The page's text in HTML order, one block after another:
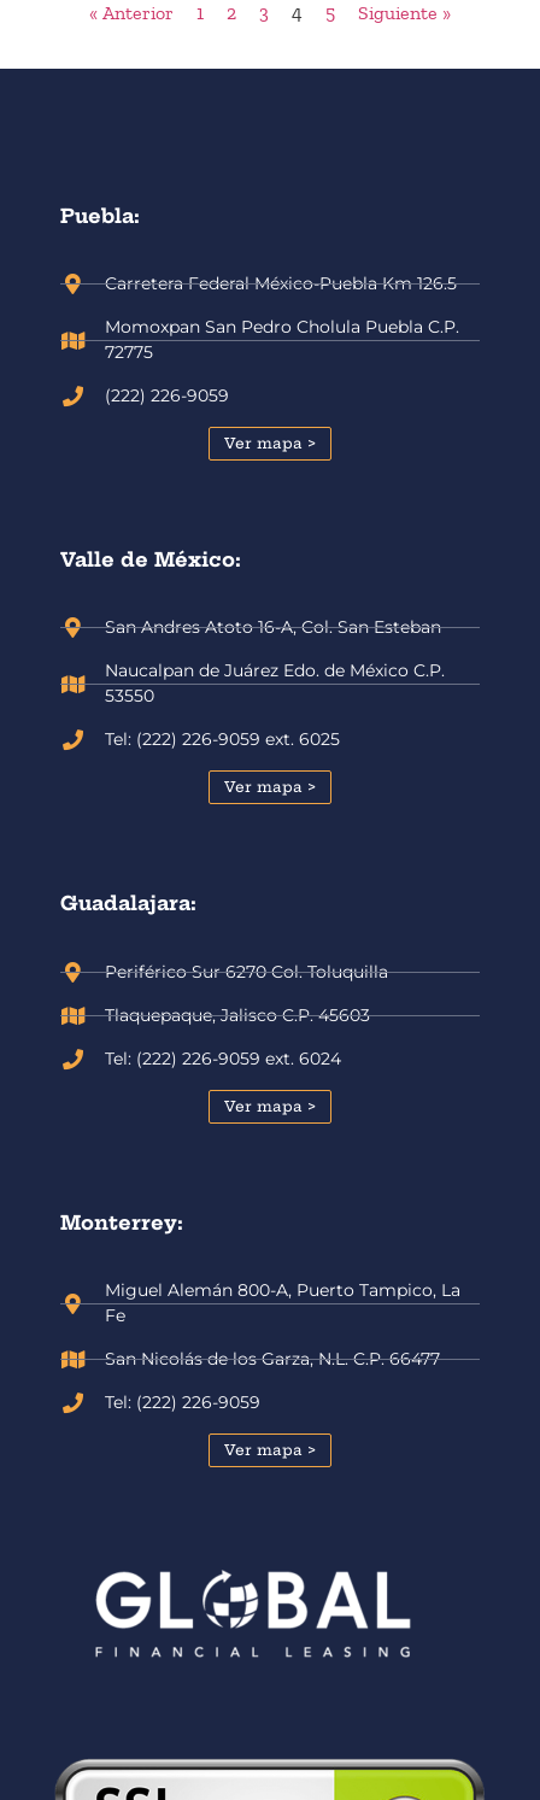
« Anterior 1 2 3 4 5 Siguiente »
Puebla:
Carretera Federal México-Puebla Km 126.5
Momoxpan San Pedro Cholula Puebla C.P.
72775
(222) 226-9059
Ver mapa >
Valle de México:
San Andres Atoto 16-A, Col. San Esteban
Naucalpan de Juárez Edo. de México C.P.
53550
Tel: (222) 226-9059 ext. 6025
Ver mapa >
Guadalajara:
Periférico Sur 6270 Col. Toluquilla
Tlaquepaque, Jalisco C.P. 45603
Tel: (222) 226-9059 ext. 6024
Ver mapa >
Monterrey:
Miguel Alemán 800-A, Puerto Tampico, La
Fe
San Nicolás de los Garza, N.L. C.P. 66477
Tel: (222) 226-9059
Ver mapa >